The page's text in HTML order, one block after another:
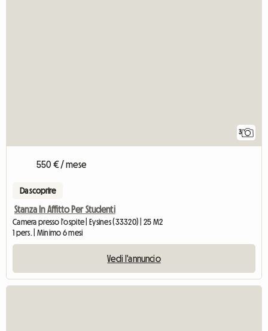
3
550 € / mese
Da scoprire
Stanza In Affitto Per Studenti
Camera presso l'ospite | Eysines (33320) | 25 M2
1 pers. | Minimo 6 mesi
Vedi l'annuncio